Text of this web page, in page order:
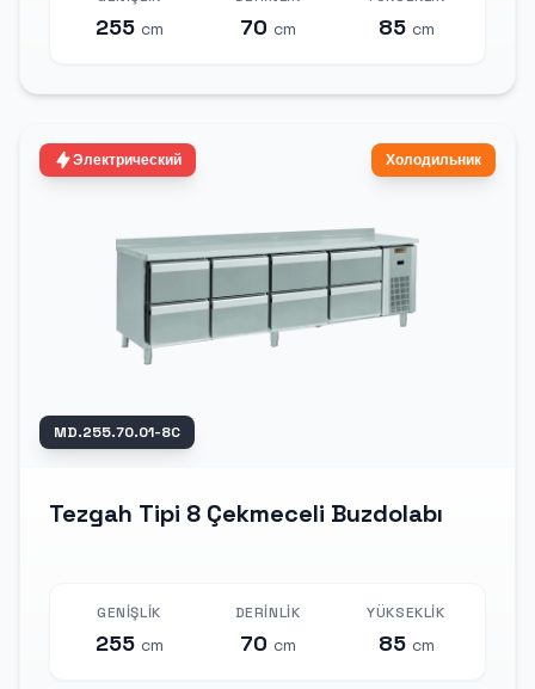
255 cm 70 cm 85 cm
MD.255.70.01-8C
Электрический Холодильник
Tezgah Tipi 8 Çekmeceli Buzdolabı
GENIŞLIK
255 cm
DERINLIK
70 cm
YÜKSEKLIK
85 cm